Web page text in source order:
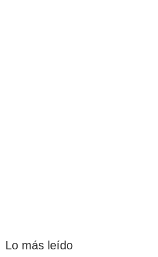
Lo más leído